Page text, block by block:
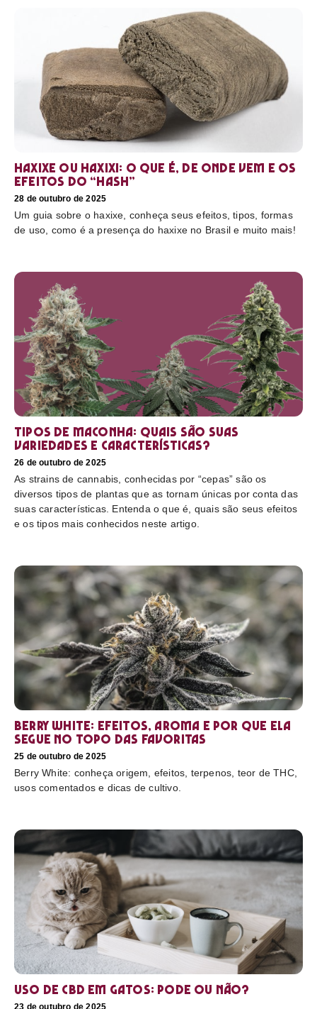
Haxixe ou Haxixi: o que é, de onde vem e os
efeitos do “hash”
28 de outubro de 2025
Um guia sobre o haxixe, conheça seus efeitos, tipos, formas
de uso, como é a presença do haxixe no Brasil e muito mais!
Tipos de maconha: quais são suas
variedades e características?
26 de outubro de 2025
As strains de cannabis, conhecidas por “cepas” são os
diversos tipos de plantas que as tornam únicas por conta das
suas características. Entenda o que é, quais são seus efeitos
e os tipos mais conhecidos neste artigo.
Berry White: efeitos, aroma e por que ela
segue no topo das favoritas
25 de outubro de 2025
Berry White: conheça origem, efeitos, terpenos, teor de THC,
usos comentados e dicas de cultivo.
Uso de CBD em gatos: pode ou não?
23 de outubro de 2025